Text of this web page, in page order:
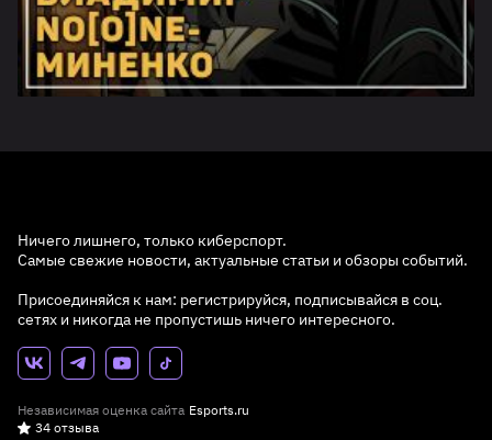
Ничего лишнего, только киберспорт.
Самые свежие новости, актуальные статьи и обзоры событий.
Присоединяйся к нам: регистрируйся, подписывайся в соц.
сетях и никогда не пропустишь ничего интересного.
Независимая оценка сайта Esports.ru
34 отзыва